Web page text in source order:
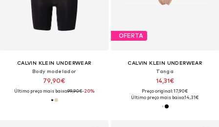
CALVIN KLEIN UNDERWEAR
Body modelador
79,90€
Último preço mais baixo:99,90€-20%
OFERTA
CALVIN KLEIN UNDERWEAR
Tanga
14,31€
Preço original: 17,90€
Último preço mais baixo:14,31€